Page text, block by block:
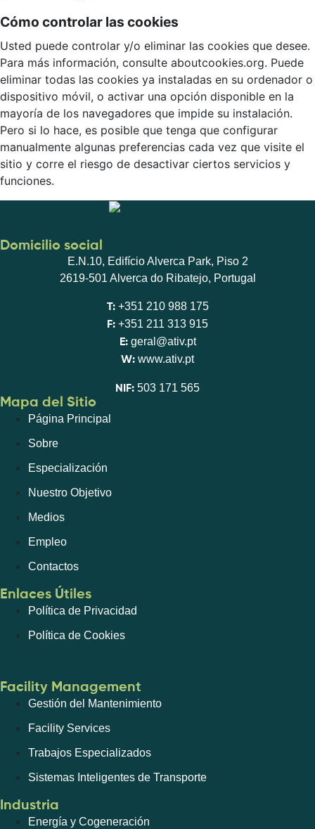
Cómo controlar las cookies
Usted puede controlar y/o eliminar las cookies que desee.
Para más información, consulte aboutcookies.org. Puede
eliminar todas las cookies ya instaladas en su ordenador o
dispositivo móvil, o activar una opción disponible en la
mayoría de los navegadores que impide su instalación.
Pero si lo hace, es posible que tenga que configurar
manualmente algunas preferencias cada vez que visite el
sitio y corre el riesgo de desactivar ciertos servicios y
funciones.
Domicilio social
E.N.10, Edifício Alverca Park, Piso 2
2619-501 Alverca do Ribatejo, Portugal
T: +351 210 988 175
F: +351 211 313 915
E: geral@ativ.pt
W: www.ativ.pt
NIF: 503 171 565
Mapa del Sitio
Página Principal
Sobre
Especialización
Nuestro Objetivo
Medios
Empleo
Contactos
Enlaces Útiles
Política de Privacidad
Política de Cookies
Facility Management
Gestión del Mantenimiento
Facility Services
Trabajos Especializados
Sistemas Inteligentes de Transporte
Industria
Energía y Cogeneración